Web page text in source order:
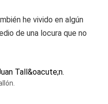
he vivido en algún
de una locura que no